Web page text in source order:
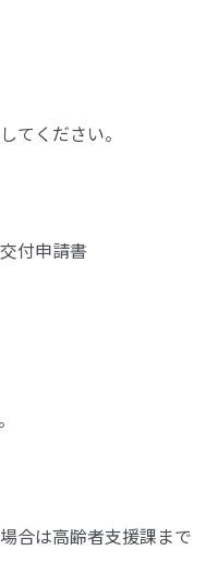
てください。
付申請書
合は高齢者支援課まで